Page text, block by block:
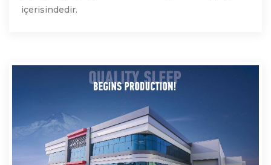
içerisindedir.